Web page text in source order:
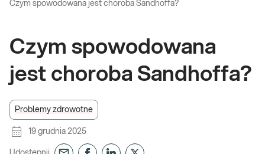
Czym spowodowana jest choroba Sandhoffa?
Czym spowodowana
jest choroba Sandhoffa?
Problemy zdrowotne
19 grudnia 2025